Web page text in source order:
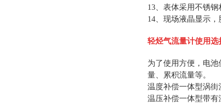
13、表体采用不锈
14、现场液晶显示
轻烃气流量计使用选
为了使用方便，电
量、累积流量等。
温度补偿一体型涡
温压补偿一体型带